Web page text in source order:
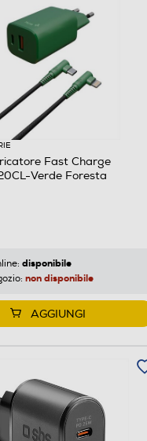
Fast Charge
Verde Foresta
disponibile
non disponibile
AGGIUNGI